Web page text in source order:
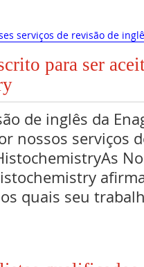
serviços de revisão de
para ser
de inglês da
nossos serviços
quais seu